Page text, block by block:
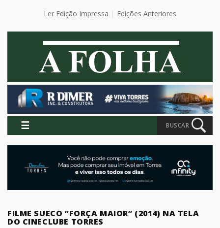
Ler Edição Impressa Edições Anteriores
☰ BUSCAR
FILME SUECO “FORÇA MAIOR” (2014) NA TELA
DO CINECLUBE TORRES